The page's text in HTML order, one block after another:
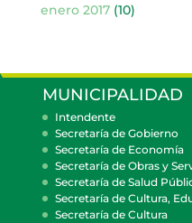
enero 2017(10)
MUNICIPALIDAD
Intendente
Secretaría de Gobierno
Secretaría de Economía
Secretaría de Obras y
Secretaría de Salud
Secretaría de Cultura,
Secretaría de Cultura